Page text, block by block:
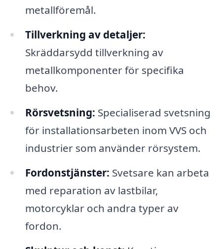
metallföremål.
Tillverkning av detaljer:
Skräddarsydd tillverkning av
metallkomponenter för specifika
behov.
Rörsvetsning: Specialiserad svetsning
för installationsarbeten inom VVS och
industrier som använder rörsystem.
Fordonstjänster: Svetsare kan arbeta
med reparation av lastbilar,
motorcyklar och andra typer av
fordon.